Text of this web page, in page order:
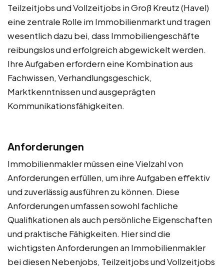
Teilzeitjobs und Vollzeitjobs in Groß Kreutz (Havel)
eine zentrale Rolle im Immobilienmarkt und tragen
wesentlich dazu bei, dass Immobiliengeschäfte
reibungslos und erfolgreich abgewickelt werden.
Ihre Aufgaben erfordern eine Kombination aus
Fachwissen, Verhandlungsgeschick,
Marktkenntnissen und ausgeprägten
Kommunikationsfähigkeiten.
Anforderungen
Immobilienmakler müssen eine Vielzahl von
Anforderungen erfüllen, um ihre Aufgaben effektiv
und zuverlässig ausführen zu können. Diese
Anforderungen umfassen sowohl fachliche
Qualifikationen als auch persönliche Eigenschaften
und praktische Fähigkeiten. Hier sind die
wichtigsten Anforderungen an Immobilienmakler
bei diesen Nebenjobs, Teilzeitjobs und Vollzeitjobs